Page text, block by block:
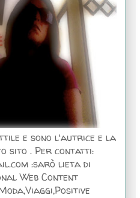
e sono l'autrice e la
sito . Per contatti:
:sarò lieta di
Web Content